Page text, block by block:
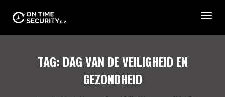
TAG: DAG VAN DE VEILIGHEID EN
GEZONDHEID